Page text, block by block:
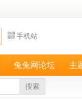
手机站
兔兔网论坛 主
搜索